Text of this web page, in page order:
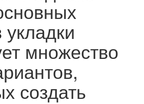
множество
создать